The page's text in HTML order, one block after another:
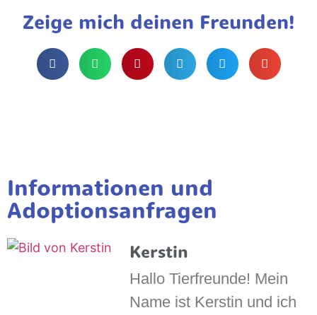
Zeige mich deinen Freunden!
Informationen und
Adoptionsanfragen
Kerstin
Hallo Tierfreunde! Mein
Name ist Kerstin und ich